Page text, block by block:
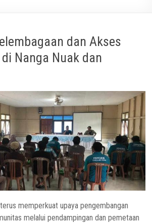
dan Akses
Nanga Nuak dan
memperkuat upaya pengembangan
melalui pendampingan dan pemetaan